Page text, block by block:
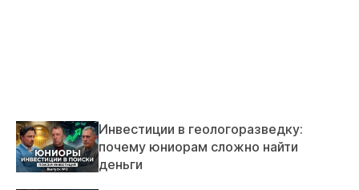
Инвестиции в геологоразведку:
почему юниорам сложно найти
деньги